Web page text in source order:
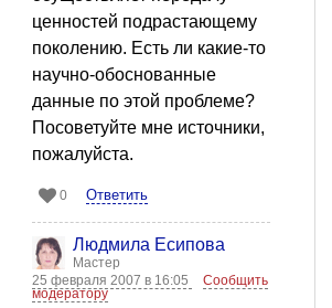
ценностей подрастающему
поколению. Есть ли какие-то
научно-обоснованные
данные по этой проблеме?
Посоветуйте мне источники,
пожалуйста.
0 Ответить
Людмила Есипова
Мастер
25 февраля 2007 в 16:05
Сообщить
модератору